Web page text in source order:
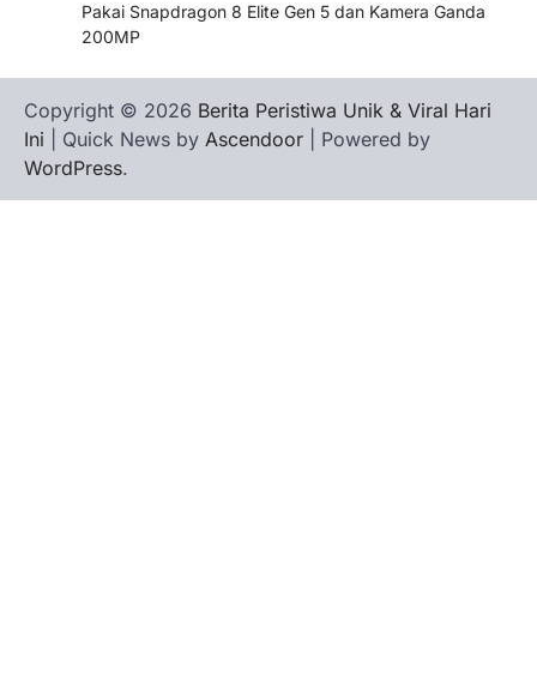
Pakai Snapdragon 8 Elite Gen 5 dan Kamera Ganda
200MP
Copyright © 2026 Berita Peristiwa Unik & Viral Hari
Ini | Quick News by Ascendoor | Powered by
WordPress.